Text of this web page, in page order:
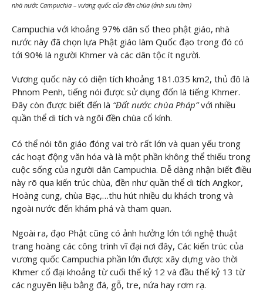
nhà nước Campuchia – vương quốc của đền chùa (ảnh sưu tầm)
Campuchia với khoảng 97% dân số theo phật giáo, nhà
nước này đã chọn lựa Phật giáo làm Quốc đạo trong đó có
tới 90% là người Khmer và các dân tộc ít người.
Vương quốc này có diện tích khoảng 181.035 km2, thủ đô là
Phnom Penh, tiếng nói được sử dụng đốn là tiếng Khmer.
Đây còn được biết đến là “Đất nước chùa Pháp” với nhiều
quần thể di tích và ngôi đền chùa cổ kính.
Có thể nói tôn giáo đóng vai trò rất lớn và quan yếu trong
các hoạt động văn hóa và là một phần không thể thiếu trong
cuộc sống của người dân Campuchia. Dễ dàng nhận biết điều
này rõ qua kiến trúc chùa, đền như quần thể di tích Angkor,
Hoàng cung, chùa Bạc,…thu hút nhiều du khách trong và
ngoài nước đến khám phá và tham quan.
Ngoài ra, đạo Phật cũng có ảnh hưởng lớn tới nghệ thuật
trang hoàng các công trình vĩ đại nơi đây, Các kiến trúc của
vương quốc Campuchia phần lớn được xây dựng vào thời
Khmer cổ đại khoảng từ cuối thế kỷ 12 và đầu thế kỷ 13 từ
các nguyên liệu bằng đá, gỗ, tre, nứa hay rơm rạ.